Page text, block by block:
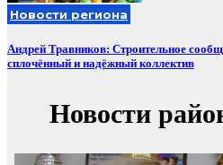
Новости региона
Андрей Травников: Строительное
сплочённый и надёжный коллектив